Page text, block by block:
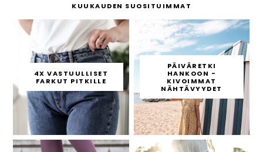
KUUKAUDEN SUOSITUIMMAT
4X VASTUULLISET
FARKUT PITKILLE
PÄIVÄRETKI
HANKOON -
KIVOIMMAT
NÄHTÄVYYDET